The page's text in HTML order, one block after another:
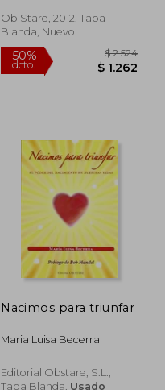
40%
dcto.
Lebrero Martínez
Ob Stare, 2012, Tapa
Blanda, Nuevo
Nacimos para triunfar
Maria Luisa Becerra
Editorial Obstare, S.L.,
Tapa Blanda, Usado